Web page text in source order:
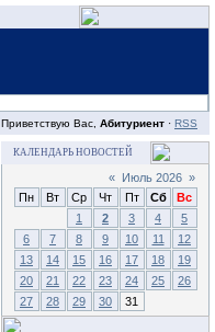
Приветствую Вас, Абитуриент · RSS
КАЛЕНДАРЬ НОВОСТЕЙ
« Июль 2026 »
Пн
Вт Ср Чт Пт Сб
Вс
1
2 3 4
5
6
7 8 9 10 11
12
13
14 15 16 17 18
19
20
21 22 23 24 25
26
27
28 29 30 31